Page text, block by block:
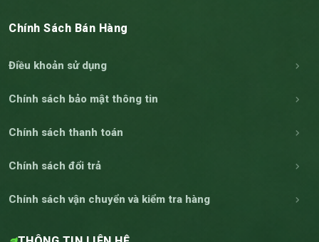
Chính Sách Bán Hàng
Điều khoản sử dụng
Chính sách bảo mật thông tin
Chính sách thanh toán
Chính sách đổi trả
Chính sách vận chuyển và kiểm tra hàng